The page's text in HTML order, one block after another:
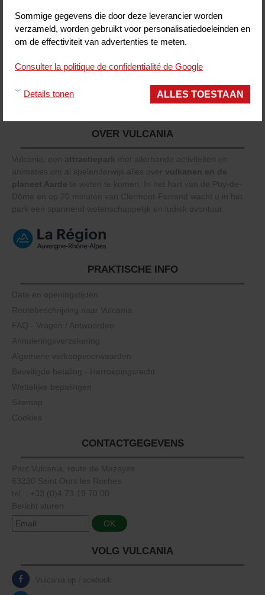
Sommige gegevens die door deze leverancier worden
verzameld, worden gebruikt voor personalisatiedoeleinden en
om de effectiviteit van advertenties te meten.
Consulter la politique de confidentialité de Google
ALLES TOESTAAN
Details tonen
Entreticket(s) voor het
park
tot 7 dagen
Smart tarief toegepast
op alle tickets
OVER VULCANIA
Vulcania, een attractiepark met allerhande activiteiten en
animaties om al spelenderwijs alles over vulkanen en de
planeet Aarde te weten te komen. In het hart van de Puy-de-
Dôme en op 20 minuten van Clermont-Ferrand wacht u in het
park een spannend wetenschappelijk en ludiek avontuur.
PRAKTISCHE INFO
Data en openingstijden
Routebeschrijving naar Vulcania
FAQ - Vragen / Antwoorden
Annuleringsverzekering
Algemene verkoopvoorwaarden
Beveiligde betaling - Herroepingsrecht
Wettelijke bepalingen
Sitemap
Cookies
CONTACTGEGEVENS
Parc Vulcania, route de Mazayes
63230 Saint Ours les Roches
tel. : +33 (0)4 73 19 70 00
Bericht sturen
VOLG VULCANIA
Vulcania op Facebook